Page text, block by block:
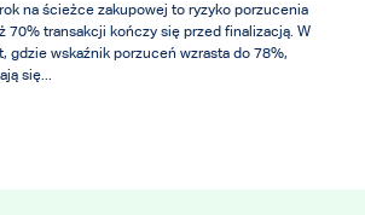
na ścieżce zakupowej to ryzyko porzucenia
70% transakcji kończy się przed finalizacją. W
gdzie wskaźnik porzuceń wzrasta do 78%,
się...